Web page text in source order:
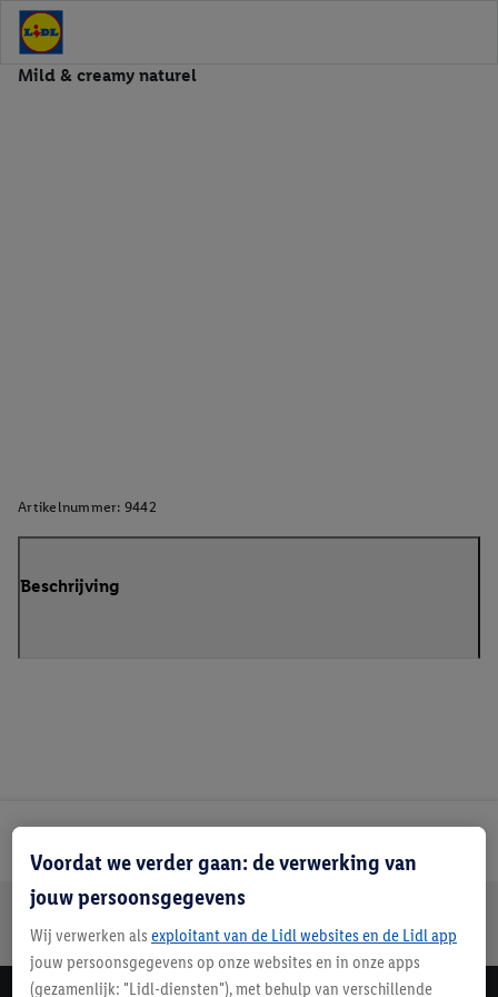
Mild & creamy naturel
Artikelnummer: 9442
Beschrijving
Jouw voordelen bij ons als Lidl webshop klant
Gratis retourneren Veilig winkelen 30 dagen bedenktijd
Voordat we verder gaan: de verwerking van
jouw persoonsgegevens
Wij verwerken als exploitant van de Lidl websites en de Lidl app
jouw persoonsgegevens op onze websites en in onze apps
(gezamenlijk: "Lidl-diensten"), met behulp van verschillende